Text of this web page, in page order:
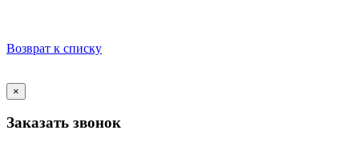
Возврат к списку
×
Заказать звонок